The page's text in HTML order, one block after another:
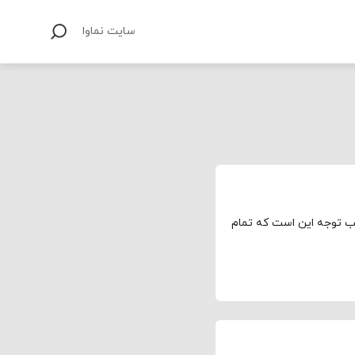
سایت نماوا
توجه این است که تمام